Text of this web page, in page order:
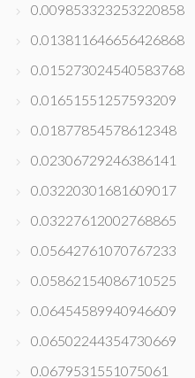
0.009853323253220858
0.013811646656426868
0.015273024540583768
0.01651551257593209
0.01877854578612348
0.02306729246386141
0.03220301681609017
0.03227612002768865
0.05642761070767233
0.05862154086710525
0.06454589940946609
0.06502244354730669
0.0679531551075061